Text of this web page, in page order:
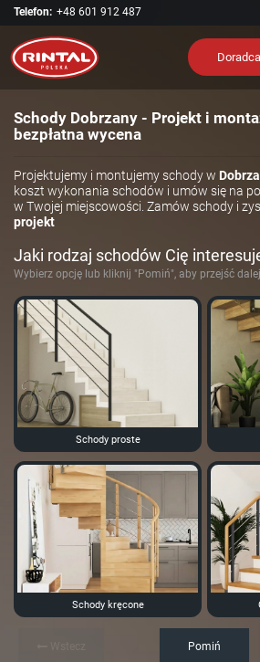
Telefon: +48 601 912 487
Schody Dobrzany - Projekt i
bezpłatna wycena
Projektujemy i montujemy schody w
koszt wykonania schodów i umów się na
w Twojej miejscowości. Zamów schody i
projekt
Jaki rodzaj schodów Cię
Wybierz opcję lub kliknij "Pomiń", aby przejść dalej
Schody proste
Schody kręcone
Pomiń